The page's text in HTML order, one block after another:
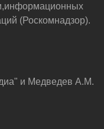
(Роскомнадзор).
и Медведев А.М.